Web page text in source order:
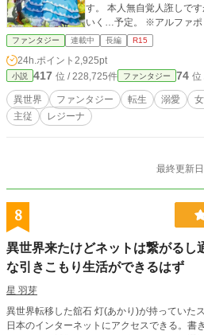
す。 本人無自覚人誑しで
いく…予定。 ※アルファポリス様で書籍化進行中（第16回フ
ァンタジー小説大賞で、癒
残虐シーンは控えめの描写
でも公開中です
ファンタジー 連載中 長編 R15
24h.ポイント 2,925pt
小説 417 位 / 228,725件 ファンタジー 74 位
異世界 ファンタジー 転生 溺愛
主従
レジーナ
最終更新
8
異世界来たけどネットは繋がるし
な引きこもり生活ができるはず
星 羽芽
異世界転移した舘石 灯(あかり)が持っていた
日本のインターネットにアクセスできる。書